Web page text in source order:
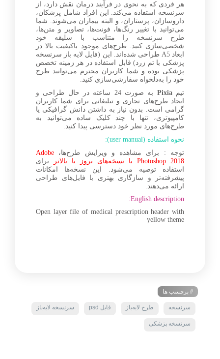
هر فردی که به نحوی در فرآیند درمان نقش دارد، از
سرنسخه استفاده می‌کند. این افراد شامل پزشکان،
داروسازان، پرستاران، و البته بیماران می‌شوند. شما
می‌توانید با تغییر رنگ‌ها، فونت‌ها، تصاویر و متن‌ها،
طرح سرنسخه را متناسب با سلیقه خود
شخصی‌سازی کنید. طرح‌های موجود باکیفیت بالا در
ابعاد A5 طراحی شده‌اند. این (فایل لایه باز سرنسخه
پزشکی با تم زرد) قابل استفاده در هر زمینه تخصص
پزشکی بوده و شما کاربران محترم می‌توانید طرح
خود را به‌دلخواه سفارشی‌سازی کنید.
تیمPixia
به صورت 24 ساعته در حال طراحی و
ایجاد طرح‌های تجاری و تبلیغاتی برای شما کاربران
گرامی است. بدون نیاز به داشتن دانش گرافیکی یا
کامپیوتری، تنها با چند کلیک ساده می‌توانید به
طرح‌های مورد نظر خود دسترسی پیدا کنید.
نحوه استفاده (user manual):
توجه : برای مشاهده و ویرایش طرح‌ها، Adobe
Photoshop 2018 یا نسخه‌های بروز یا بالاتر
برای
استفاده توصیه می‌شود. این نسخه‌ها امکانات
پیشرفته‌تر و سازگاری بهتری با فایل‌های طراحی
ارائه می‌دهند.
English description:
Open layer file of medical prescription header with
yellow theme
# برچسب ها
سرنسخه طرح لایه‌باز فایل psd سرنسخه لایه‌باز
سرنسخه پزشکی